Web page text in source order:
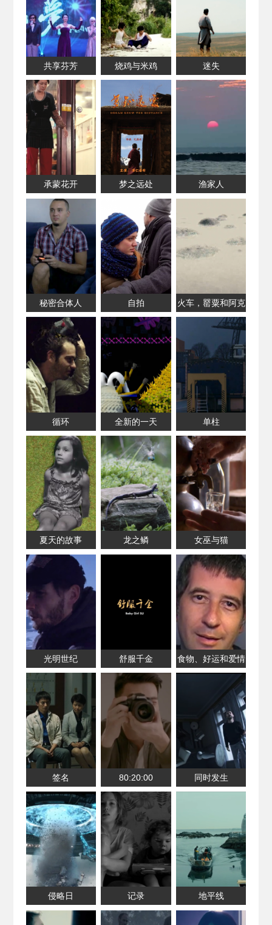
共享芬芳 烧鸡与米鸡 迷失
承蒙花开 梦之远处 渔家人
秘密合体人 自拍
火车，罂粟和阿克
罗伊德
循环 全新的一天 单柱
夏天的故事 龙之鳞 女巫与猫
光明世纪 舒服千金 食物、好运和爱情
签名 80:20:00 同时发生
侵略日 记录 地平线